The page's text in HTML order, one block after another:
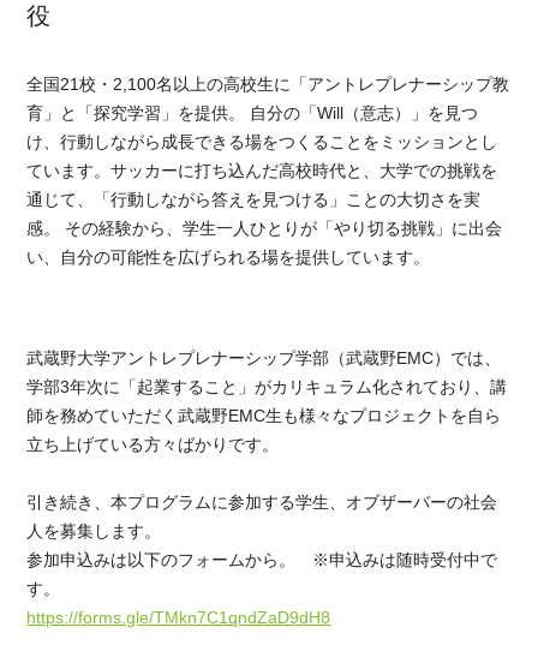
役
全国21校・2,100名以上の高校生に「アントレプレナーシップ教
育」と「探究学習」を提供。 自分の「Will（意志）」を見つ
け、行動しながら成長できる場をつくることをミッションとし
ています。サッカーに打ち込んだ高校時代と、大学での挑戦を
通じて、「行動しながら答えを見つける」ことの大切さを実
感。 その経験から、学生一人ひとりが「やり切る挑戦」に出会
い、自分の可能性を広げられる場を提供しています。
武蔵野大学アントレプレナーシップ学部（武蔵野EMC）では、
学部3年次に「起業すること」がカリキュラム化されており、講
師を務めていただく武蔵野EMC生も様々なプロジェクトを自ら
立ち上げている方々ばかりです。
引き続き、本プログラムに参加する学生、オブザーバーの社会
人を募集します。
参加申込みは以下のフォームから。 ※申込みは随時受付中で
す。
https://forms.gle/TMkn7C1qndZaD9dH8